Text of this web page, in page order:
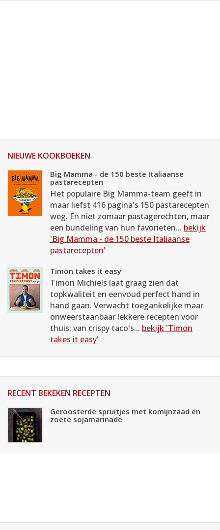
NIEUWE KOOKBOEKEN
Big Mamma - de 150 beste Italiaanse
pastarecepten
Het populaire Big Mamma-team geeft in
maar liefst 416 pagina's 150 pastarecepten
weg. En niet zomaar pastagerechten, maar
een bundeling van hun favorieten... bekijk
'Big Mamma - de 150 beste Italiaanse
pastarecepten'
Timon takes it easy
Timon Michiels laat graag zien dat
topkwaliteit en eenvoud perfect hand in
hand gaan. Verwacht toegankelijke maar
onweerstaanbaar lekkere recepten voor
thuis: van crispy taco's... bekijk 'Timon
takes it easy'
RECENT BEKEKEN RECEPTEN
Geroosterde spruitjes met komijnzaad en
zoete sojamarinade